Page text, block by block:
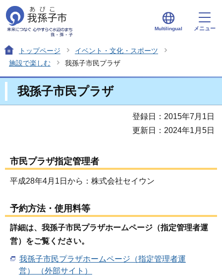
Multilingual メニュー
トップページ
イベント・文化・スポーツ
施設で楽しむ
我孫子市民プラザ
我孫子市民プラザ
登録日：2015年7月1日
更新日：2024年1月5日
市民プラザ指定管理者
平成28年4月1日から：株式会社セイウン
予約方法・使用料等
詳細は、我孫子市民プラザホームページ（指定管理者運
営）をご覧ください。
我孫子市民プラザホームページ（指定管理者運
営） （外部サイト）